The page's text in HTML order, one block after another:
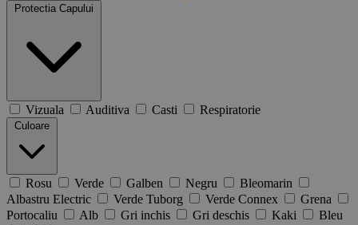
Protectia Capului
Vizuala Auditiva Casti Respiratorie
Culoare
Rosu Verde Galben Negru
Bleomarin
Albastru Electric
Verde Tuborg Verde Connex
Grena
Portocaliu
Alb Gri inchis Gri deschis Kaki
Bleu